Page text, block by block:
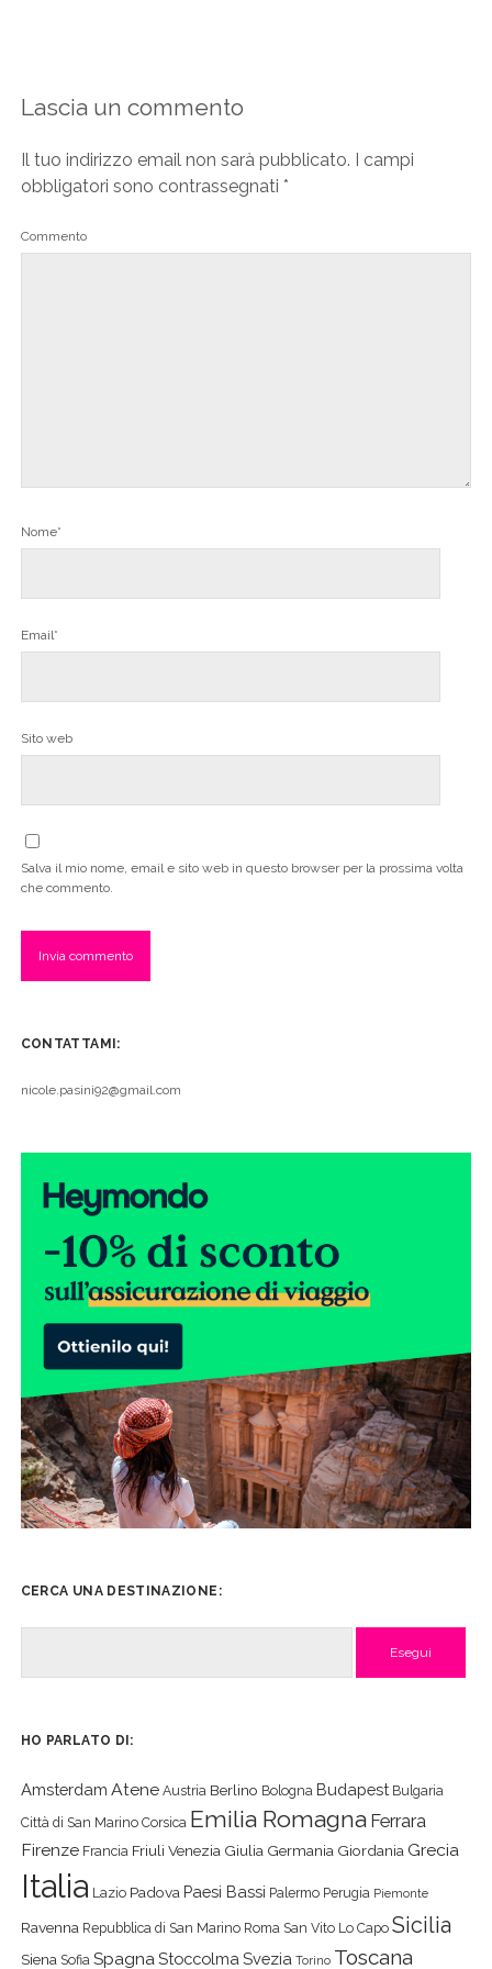
Lascia un commento
Il tuo indirizzo email non sarà pubblicato. I campi
obbligatori sono contrassegnati *
Commento
Nome*
Email*
Sito web
Salva il mio nome, email e sito web in questo browser per la prossima volta
che commento.
CONTATTAMI:
nicole.pasini92@gmail.com
CERCA UNA DESTINAZIONE:
HO PARLATO DI:
Amsterdam Atene Austria Berlino Bologna Budapest Bulgaria
Città di San Marino Corsica Emilia Romagna Ferrara
Firenze Francia Friuli Venezia Giulia Germania Giordania Grecia
Italia Lazio Padova Paesi Bassi Palermo Perugia Piemonte
Ravenna Repubblica di San Marino Roma San Vito Lo Capo Sicilia
Siena Sofia SpagnaStoccolma Svezia Torino Toscana